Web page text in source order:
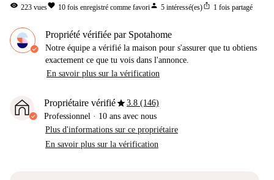
visibility 223 vuesfavorite 10 fois enregistré comme favoriperson 5 intéressé(es)ios_share 1 fois partagé
Propriété vérifiée par Spotahome
Notre équipe a vérifié la maison pour s'assurer que tu obtiens
exactement ce que tu vois dans l'annonce.
En savoir plus sur la vérification
Propriétaire vérifiéstar3.8 (146)
Professionnel · 10 ans avec nous
Plus d'informations sur ce propriétaire
En savoir plus sur la vérification